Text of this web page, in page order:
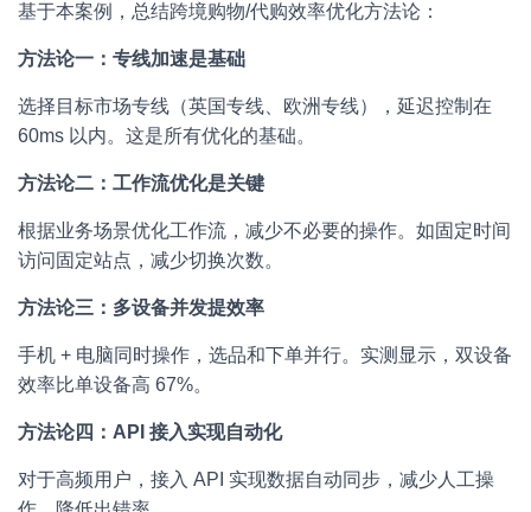
基于本案例，总结跨境购物/代购效率优化方法论：
方法论一：专线加速是基础
选择目标市场专线（英国专线、欧洲专线），延迟控制在
60ms 以内。这是所有优化的基础。
方法论二：工作流优化是关键
根据业务场景优化工作流，减少不必要的操作。如固定时间
访问固定站点，减少切换次数。
方法论三：多设备并发提效率
手机 + 电脑同时操作，选品和下单并行。实测显示，双设备
效率比单设备高 67%。
方法论四：API 接入实现自动化
对于高频用户，接入 API 实现数据自动同步，减少人工操